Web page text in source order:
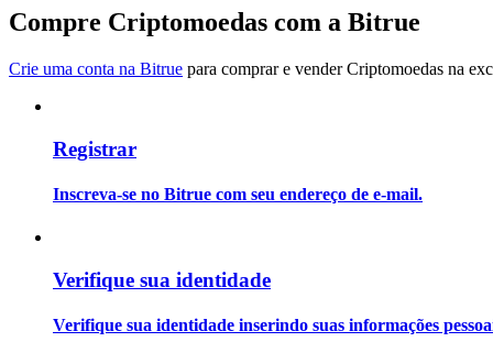
Informação
Análise de big data, incluindo informações comerciais, etc.
Compre Criptomoedas com a Bitrue
Crie uma conta na Bitrue para comprar e vender Criptomoedas na
Registrar
Inscreva-se no Bitrue com seu endereço de e-mail.
Verifique sua identidade
Verifique sua identidade inserindo suas informações